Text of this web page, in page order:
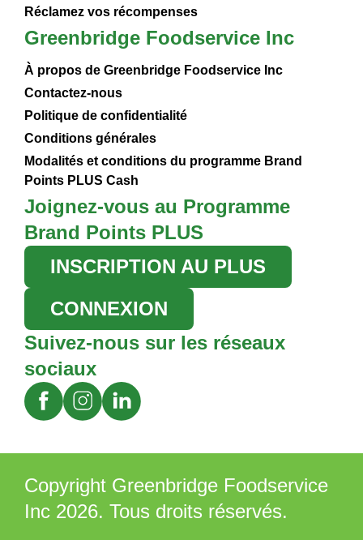
Réclamez vos récompenses
Greenbridge Foodservice Inc
À propos de Greenbridge Foodservice Inc
Contactez-nous
Politique de confidentialité
Conditions générales
Modalités et conditions du programme Brand
Points PLUS Cash
Joignez-vous au Programme
Brand Points PLUS
INSCRIPTION AU PLUS
CONNEXION
Suivez-nous sur les réseaux
sociaux
Copyright Greenbridge Foodservice
Inc 2026. Tous droits réservés.